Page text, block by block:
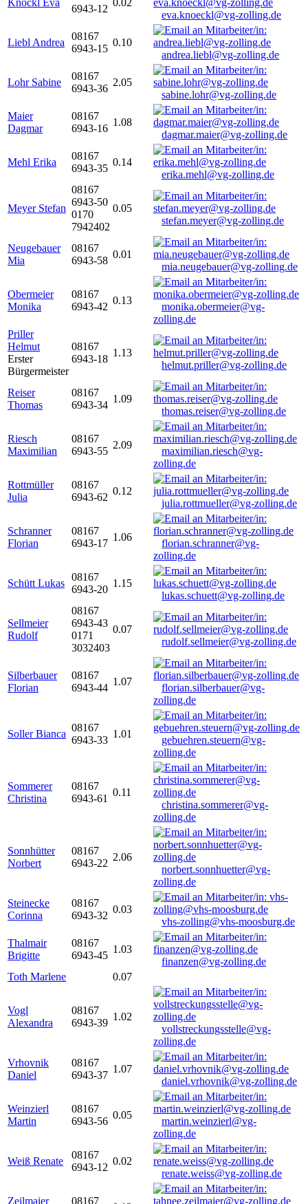
Knöckl Eva
6943-12
0.02
eva.knoeckl@vg-zolling.de
Liebl Andrea
08167
6943-15
0.10
andrea.liebl@vg-zolling.de
Lohr Sabine
08167
6943-36
2.05
sabine.lohr@vg-zolling.de
Maier
Dagmar
08167
6943-16
1.08
dagmar.maier@vg-zolling.de
Mehl Erika
08167
6943-35
0.14
erika.mehl@vg-zolling.de
Meyer Stefan
08167
6943-50
0170
7942402
0.05
stefan.meyer@vg-zolling.de
Neugebauer
Mia
08167
6943-58
0.01
mia.neugebauer@vg-zolling.de
Obermeier
Monika
08167
6943-42
0.13
monika.obermeier@vg-
zolling.de
Priller
Helmut
Erster
Bürgermeister
08167
6943-18
1.13
helmut.priller@vg-zolling.de
Reiser
Thomas
08167
6943-34
1.09
thomas.reiser@vg-zolling.de
Riesch
Maximilian
08167
6943-55
2.09
maximilian.riesch@vg-
zolling.de
Rottmüller
Julia
08167
6943-62
0.12
julia.rottmueller@vg-zolling.de
Schranner
Florian
08167
6943-17
1.06
florian.schranner@vg-
zolling.de
Schütt Lukas
08167
6943-20
1.15
lukas.schuett@vg-zolling.de
Sellmeier
Rudolf
08167
6943-43
0171
3032403
0.07
rudolf.sellmeier@vg-zolling.de
Silberbauer
Florian
08167
6943-44
1.07
florian.silberbauer@vg-
zolling.de
Soller Bianca
08167
6943-33
1.01
gebuehren.steuern@vg-
zolling.de
Sommerer
Christina
08167
6943-61
0.11
christina.sommerer@vg-
zolling.de
Sonnhütter
Norbert
08167
6943-22
2.06
norbert.sonnhuetter@vg-
zolling.de
Steinecke
Corinna
08167
6943-32
0.03
vhs-zolling@vhs-moosburg.de
Thalmair
Brigitte
08167
6943-45
1.03
finanzen@vg-zolling.de
Toth Marlene
0.07
Vogl
Alexandra
08167
6943-39
1.02
vollstreckungsstelle@vg-
zolling.de
Vrhovnik
Daniel
08167
6943-37
1.07
daniel.vrhovnik@vg-zolling.de
Weinzierl
Martin
08167
6943-56
0.05
martin.weinzierl@vg-
zolling.de
Weiß Renate
08167
6943-12
0.02
renate.weiss@vg-zolling.de
Zeilmaier
08167